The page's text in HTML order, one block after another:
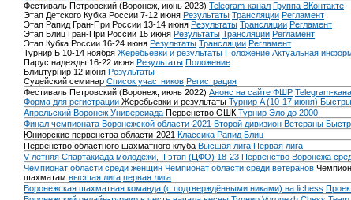
Фестиваль Петровский (Воронеж, июнь 2023) Telegram-канал Группа ВКонтакте
Этап Детского Кубка России 7-12 июня Результаты Трансляции Регламент
Этап Рапид Гран-При России 13-14 июня Результаты Трансляции Регламент
Этап Блиц Гран-При России 15 июня Результаты Трансляции Регламент
Этап Кубка России 16-24 июня Результаты Трансляции Регламент
Турнир Б 10-14 ноября Жеребьевки и результаты Положение Актуальная
Парус надежды 16-22 июня Результаты Положение
Блицтурнир 12 июня Результаты
Судейский семинар Список участников Регистрация
Фестиваль Петровский (Воронеж, июнь 2022) Анонс на сайте ФШР Telegram-
Форма для регистрации Жеребьевки и результаты Турнир A (10-17 июня)
Апрельский Воронеж Универсиада Первенство ОШК Турнир Эло до 2000
Финал чемпионата Воронежской области-2021 Второй дивизион Ветераны
Юниорские первенства области-2021 Классика Рапид Блиц
Первенство областного шахматного клуба Высшая лига Первая лига
V летняя Спартакиада молодёжи, II этап (ЦФО) 18-23 Первенство Воронежа
Чемпионат области среди женщин Чемпионат области среди ветеранов
шахматам высшая лига первая лига
Воронежская шахматная команда (с подтверждёнными никами) на lichess